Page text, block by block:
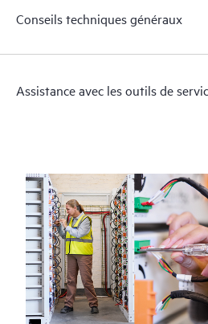
Conseils techniques généraux
Assistance avec les outils de